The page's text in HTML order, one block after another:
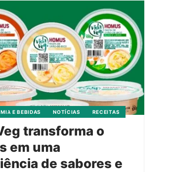
E BEBIDAS NOTÍCIAS RECEITAS
transforma o
em uma
de sabores e